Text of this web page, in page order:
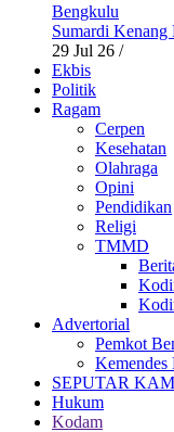
Bengkulu
Sumardi
29 Jul 26 /
Ekbis
Politik
Ragam
Cerpen
Kesehatan
Olahraga
Opini
Pendidikan
Religi
TMMD
Advertorial
Pemkot
Kemendes
SEPUTAR
Hukum
Kodam